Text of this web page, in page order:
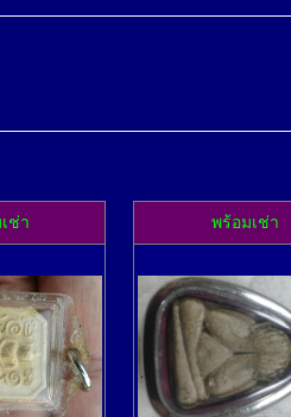
ช่า พร้อมเช่า